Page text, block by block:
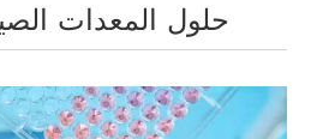
حلول المعدات